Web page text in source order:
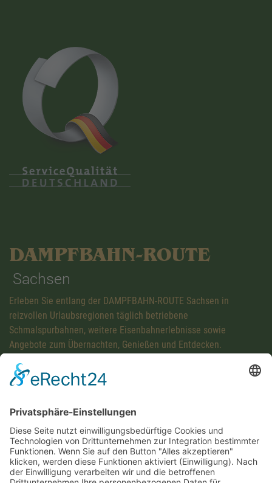
DAMPFBAHN-ROUTE
Sachsen
Erleben Sie entlang der DAMPFBAHN-ROUTE Sachsen in
reizvollen Urlaubsregionen täglich betriebene
Schmalspurbahnen, weitere Eisenbahnerlebnisse sowie
Angebote zum Übernachten, Genießen und Entdecken.